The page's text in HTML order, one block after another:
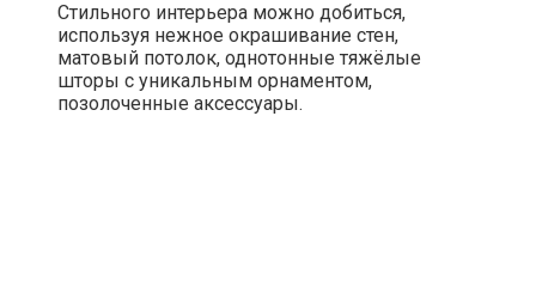
Стильного интерьера можно добиться,
используя нежное окрашивание стен,
матовый потолок, однотонные тяжёлые
шторы с уникальным орнаментом,
позолоченные аксессуары.